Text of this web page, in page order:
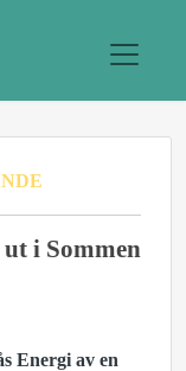
i Sommen
Energi av en